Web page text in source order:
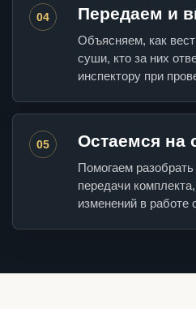
04 Передаем и
Объясняем, как
суши, кто за них
инспектору при
05 Остаемся на
Помогаем
передачи
изменений в работе